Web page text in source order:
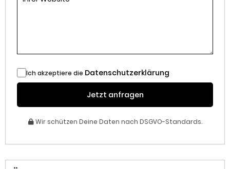
Ich akzeptiere die Datenschutzerklärung
Jetzt anfragen
Wir schützen Deine Daten nach DSGVO-Standards.